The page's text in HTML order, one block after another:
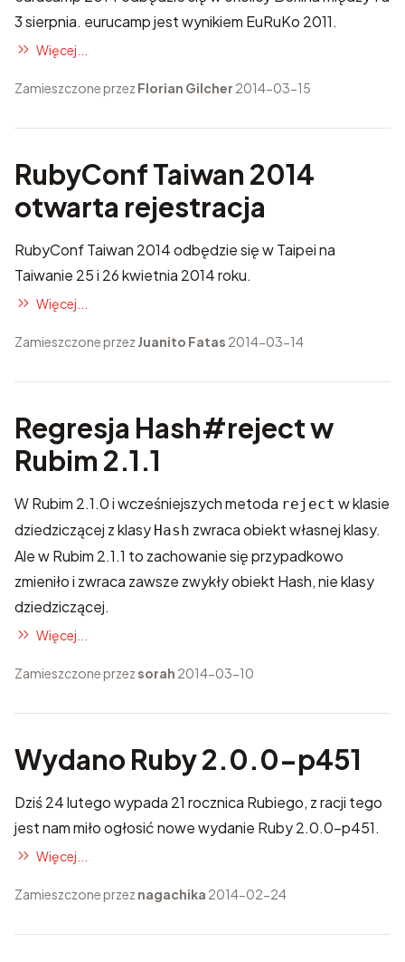
3 sierpnia. eurucamp jest wynikiem EuRuKo 2011.
Więcej...
Zamieszczone przez Florian Gilcher 2014-03-15
RubyConf Taiwan 2014
otwarta rejestracja
RubyConf Taiwan 2014 odbędzie się w Taipei na
Taiwanie 25 i 26 kwietnia 2014 roku.
Więcej...
Zamieszczone przez Juanito Fatas 2014-03-14
Regresja Hash#reject w
Rubim 2.1.1
W Rubim 2.1.0 i wcześniejszych metoda reject w klasie
dziedziczącej z klasy Hash zwraca obiekt własnej klasy.
Ale w Rubim 2.1.1 to zachowanie się przypadkowo
zmieniło i zwraca zawsze zwykły obiekt Hash, nie klasy
dziedziczącej.
Więcej...
Zamieszczone przez sorah 2014-03-10
Wydano Ruby 2.0.0-p451
Dziś 24 lutego wypada 21 rocznica Rubiego, z racji tego
jest nam miło ogłosić nowe wydanie Ruby 2.0.0-p451.
Więcej...
Zamieszczone przez nagachika 2014-02-24